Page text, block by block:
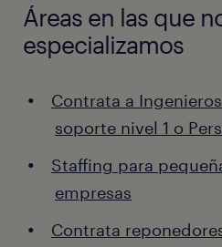
Áreas en las que
especializamos
Contrata a
soporte nivel 1 o
Staffing para
empresas
Contrata